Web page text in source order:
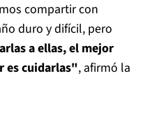
compartir con
duro y difícil, pero
a ellas, el mejor
es cuidarlas", afirmó la